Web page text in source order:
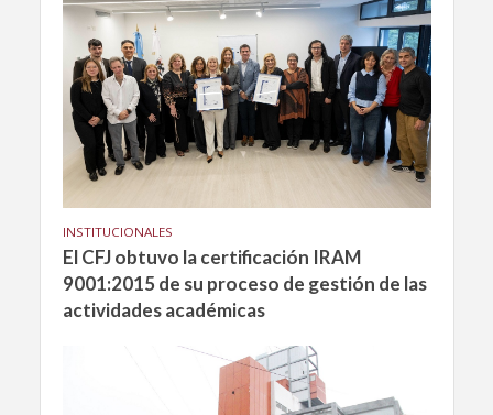
INSTITUCIONALES
El CFJ obtuvo la certificación IRAM
9001:2015 de su proceso de gestión de las
actividades académicas